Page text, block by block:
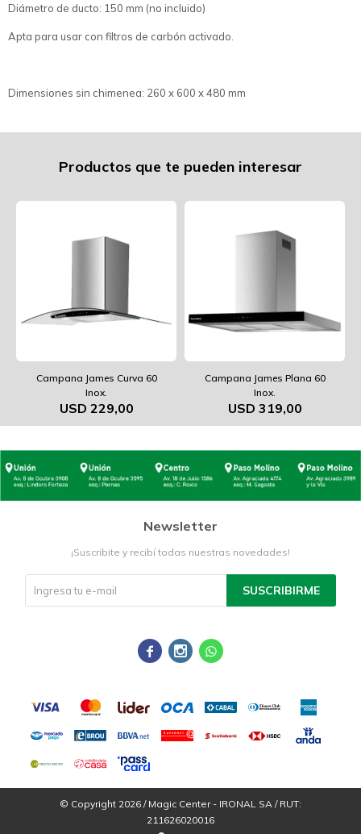
Diámetro de ducto: 150 mm (no incluido)
Apta para usar con filtros de carbón activado.
Dimensiones sin chimenea: 260 x 600 x 480 mm
Productos que te pueden interesar
Campana James Curva 60
Inox.
USD 229,00
Campana James Plana 60
Inox.
USD 319,00
Newsletter
¡Suscribite y recibí todas nuestras novedades!
SUSCRIBIRME
  
© Copyright 2026 / Magic Center - IRONAL SA / RUT:
211626020016